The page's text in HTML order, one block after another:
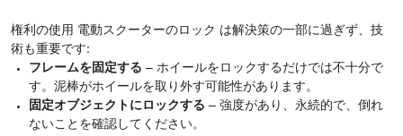
権利の使用 電動スクーターのロック は解決策の一部に過ぎず、技
術も重要です:
フレームを固定する – ホイールをロックするだけでは不十分で
す。泥棒がホイールを取り外す可能性があります。
固定オブジェクトにロックする – 強度があり、永続的で、倒れ
ないことを確認してください。